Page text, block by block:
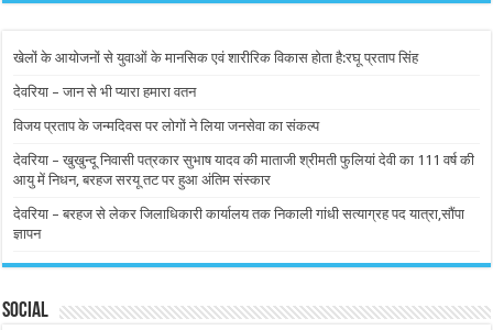
खेलों के आयोजनों से युवाओं के मानसिक एवं शारीरिक विकास होता है:रघू प्रताप सिंह
देवरिया – जान से भी प्यारा हमारा वतन
विजय प्रताप के जन्मदिवस पर लोगों ने लिया जनसेवा का संकल्प
देवरिया – खुखुन्दू निवासी पत्रकार सुभाष यादव की माताजी श्रीमती फुलियां देवी का 111 वर्ष की
आयु में निधन, बरहज सरयू तट पर हुआ अंतिम संस्कार
देवरिया – बरहज से लेकर जिलाधिकारी कार्यालय तक निकाली गांधी सत्याग्रह पद यात्रा,सौंपा
ज्ञापन
Social